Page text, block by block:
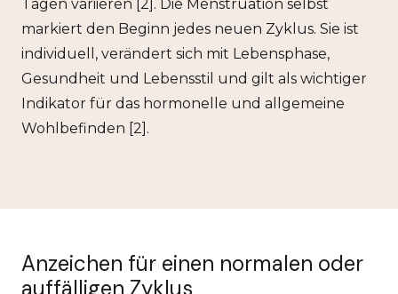
Tagen variieren [2]. Die Menstruation selbst
markiert den Beginn jedes neuen Zyklus. Sie ist
individuell, verändert sich mit Lebensphase,
Gesundheit und Lebensstil und gilt als wichtiger
Indikator für das hormonelle und allgemeine
Wohlbefinden [2].
Anzeichen für einen normalen oder
auffälligen Zyklus